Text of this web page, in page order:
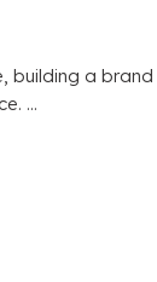
building a brand
. ...